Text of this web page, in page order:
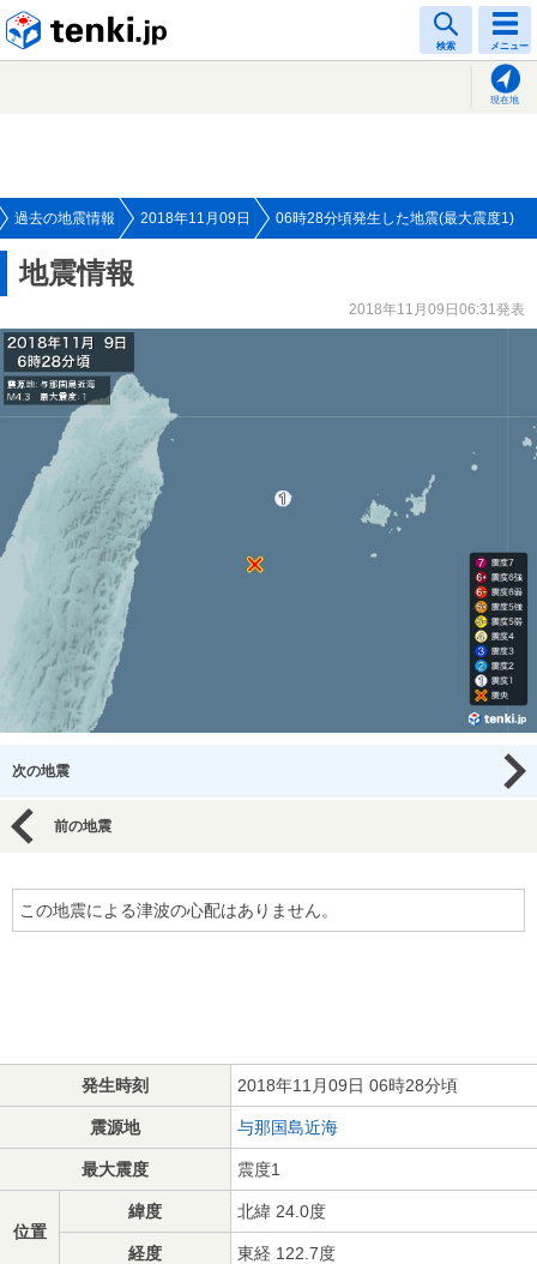
検索 メニュー
現在地
過去の地震情報 2018年11月09日 06時28分頃発生した地震(最大震度1)
地震情報
2018年11月09日06:31発表
次の地震
前の地震
この地震による津波の心配はありません。
発生時刻 2018年11月09日 06時28分頃
震源地 与那国島近海
最大震度 震度1
位置
緯度 北緯 24.0度
経度 東経 122.7度